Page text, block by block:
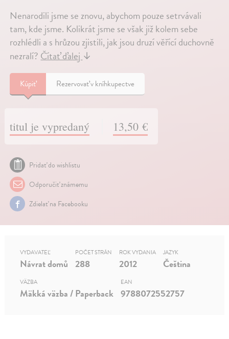
Nenarodili jsme se znovu, abychom pouze setrvávali
tam, kde jsme. Kolikrát jsme se však již kolem sebe
rozhlédli a s hrůzou zjistili, jak jsou druzí věřící duchovně
nezralí?Čítať ďalej↓
Kúpiť Rezervovať v kníhkupectve
titul je vypredaný 13,50 €
Pridať do wishlistu
Odporučiť známemu
Zdielať na Facebooku
VYDAVATEĽ
Návrat domů
POČET STRÁN
288
ROK VYDANIA
2012
JAZYK
Čeština
VÄZBA
Mäkká väzba / Paperback
EAN
9788072552757